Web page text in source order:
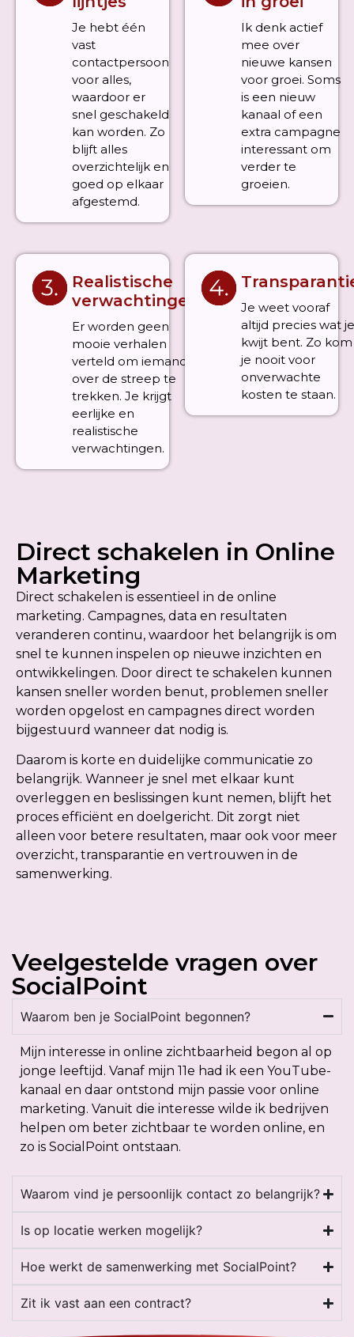
Je hebt één
vast
contactpersoon
voor alles,
waardoor er
snel geschakeld
kan worden. Zo
blijft alles
overzichtelijk en
goed op elkaar
afgestemd.
Ik denk actief
mee over
nieuwe kansen
voor groei. Soms
is een nieuw
kanaal of een
extra campagne
interessant om
verder te
groeien.
Realistische
verwachtingen
Er worden geen
mooie verhalen
verteld om iemand
over de streep te
trekken. Je krijgt
eerlijke en
realistische
verwachtingen.
Je weet vooraf
altijd precies wat je
kwijt bent. Zo kom
je nooit voor
onverwachte
kosten te staan.
Direct schakelen in Online
Marketing
Direct schakelen is essentieel in de online
marketing. Campagnes, data en resultaten
veranderen continu, waardoor het belangrijk is om
snel te kunnen inspelen op nieuwe inzichten en
ontwikkelingen. Door direct te schakelen kunnen
kansen sneller worden benut, problemen sneller
worden opgelost en campagnes direct worden
bijgestuurd wanneer dat nodig is.
Daarom is korte en duidelijke communicatie zo
belangrijk. Wanneer je snel met elkaar kunt
overleggen en beslissingen kunt nemen, blijft het
proces efficiënt en doelgericht. Dit zorgt niet
alleen voor betere resultaten, maar ook voor meer
overzicht, transparantie en vertrouwen in de
samenwerking.
Veelgestelde vragen over
SocialPoint
Waarom ben je SocialPoint begonnen?
Mijn interesse in online zichtbaarheid begon al op
jonge leeftijd. Vanaf mijn 11e had ik een YouTube-
kanaal en daar ontstond mijn passie voor online
marketing. Vanuit die interesse wilde ik bedrijven
helpen om beter zichtbaar te worden online, en
zo is SocialPoint ontstaan.
Waarom vind je persoonlijk contact zo belangrijk?
Is op locatie werken mogelijk?
Hoe werkt de samenwerking met SocialPoint?
Zit ik vast aan een contract?